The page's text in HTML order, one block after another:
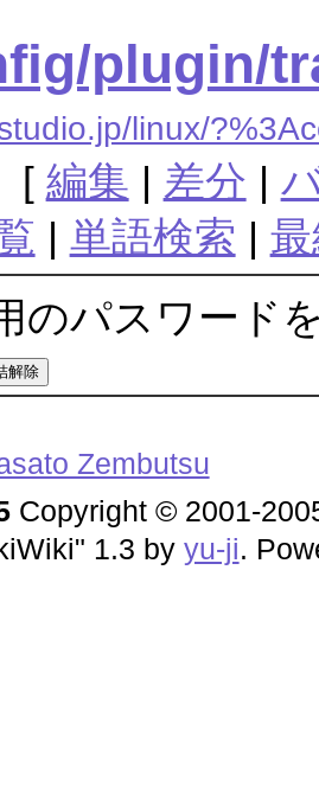
plugin/
linux/
[ 編集 | 差分 |
| 単語検索 |
のパスワード
Zembutsu
Copyright © 2001-
1.3 by yu-ji.